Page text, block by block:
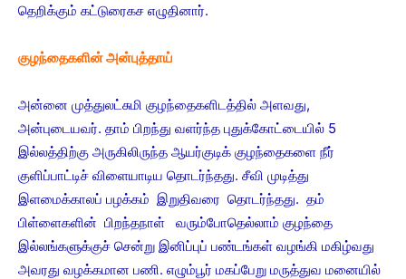
தெறிக்கும் கட்டுரைகச எழுதினார்.
குழந்தைகளின் அன்புத்தாய்
அன்னை முத்துலட்சுமி குழந்தைகளிடத்தில் அளவது,
அன்புடையவர். தாம் பிறந்து வளர்ந்த புதுக்கோட்டையில் 5
இல்லத்திற்கு அருகிலிருந்த ஆயர்குடிக் குழந்தைகளை நீர்
குளிப்பாட்டிச் விளையாடிய தொடர்ந்தது. சீவி முடித்து
இளமைக்காலப் பழக்கம் இறுதிவரை தொடர்ந்தது. தம்
பிள்ளைகளின் பிறந்தநாள் வரும்போதெல்லாம் குழந்தை
இல்லங்களுக்குச் சென்று இனிப்புப் பண்டங்கள் வழங்கி மகிழ்வது
அவரது வழக்கமான பணி. எழும்பூர் மகப்பேறு மருத்துவ மனையில்